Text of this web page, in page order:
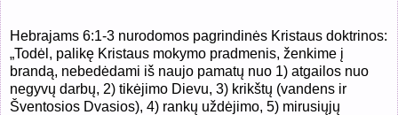
Hebrajams 6:1-3 nurodomos pagrindinės Kristaus doktrinos:
„Todėl, palikę Kristaus mokymo pradmenis, ženkime į
brandą, nebedėdami iš naujo pamatų nuo 1) atgailos nuo
negyvų darbų, 2) tikėjimo Dievu, 3) krikštų (vandens ir
Šventosios Dvasios), 4) rankų uždėjimo, 5) mirusiųjų